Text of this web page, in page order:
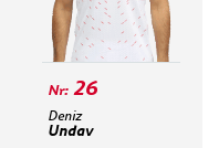
26
Deniz
Undav